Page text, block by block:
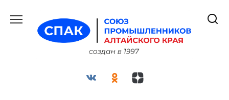
содержанию